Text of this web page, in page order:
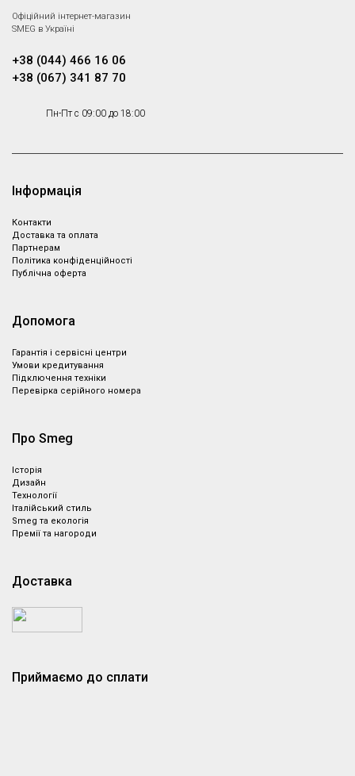
Офіційний інтернет-магазин
SMEG в Україні
+38 (044) 466 16 06
+38 (067) 341 87 70
Пн-Пт с 09:00 до 18:00
Інформація
Контакти
Доставка та оплата
Партнeрам
Політика конфіденційності
Публічна оферта
Допомога
Гарантія і сервісні центри
Умови кредитування
Підключення техніки
Перевірка серійного номера
Про Smeg
Історія
Дизайн
Технології
Італійський стиль
Smeg та екологія
Премії та нагороди
Доставка
Приймаємо до сплати